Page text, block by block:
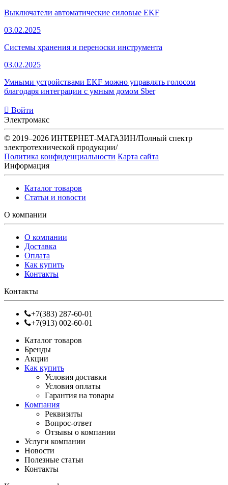
Выключатели автоматические силовые EKF
03.02.2025
Системы хранения и переноски инструмента
03.02.2025
Умными устройствами EKF можно управлять голосом
благодаря интеграции с умным домом Sber
Войти
Электромакс
© 2019–2026 ИНТЕРНЕТ-МАГАЗИН/Полный спектр
электротехнической продукции/
Политика конфиденциальности Карта сайта
Информация
Каталог товаров
Статьи и новости
О компании
О компании
Доставка
Оплата
Как купить
Контакты
Контакты
+7(383) 287-60-01
+7(913) 002-60-01
Каталог товаров
Бренды
Акции
Как купить
Условия доставки
Условия оплаты
Гарантия на товары
Компания
Реквизиты
Вопрос-ответ
Отзывы о компании
Услуги компании
Новости
Полезные статьи
Контакты